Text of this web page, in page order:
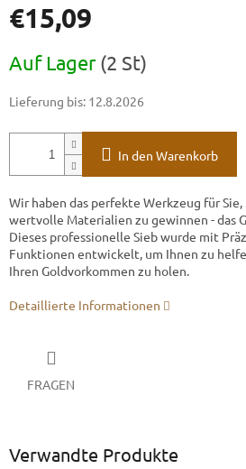
€15,09
Auf Lager(2 St)
Lieferung bis: 12.8.2026
In den Warenkorb
Wir haben das perfekte Werkzeug für Sie,
wertvolle Materialien zu gewinnen - das
Dieses professionelle Sieb wurde mit
Funktionen entwickelt, um Ihnen zu
Ihren Goldvorkommen zu holen.
Detaillierte Informationen
FRAGEN
Verwandte Produkte